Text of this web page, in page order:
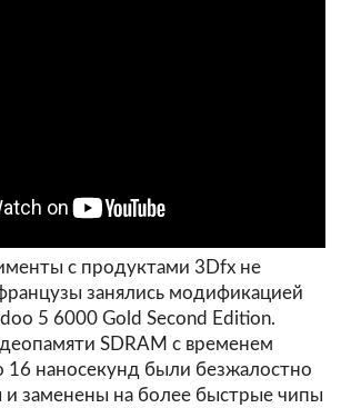
с продуктами 3Dfx не
занялись модификацией
5 6000 Gold Second Edition.
SDRAM с временем
16 наносекунд были безжалостно
заменены на более быстрые чипы